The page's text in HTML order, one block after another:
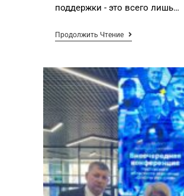
поддержки - это всего лишь…
Продолжить Чтение